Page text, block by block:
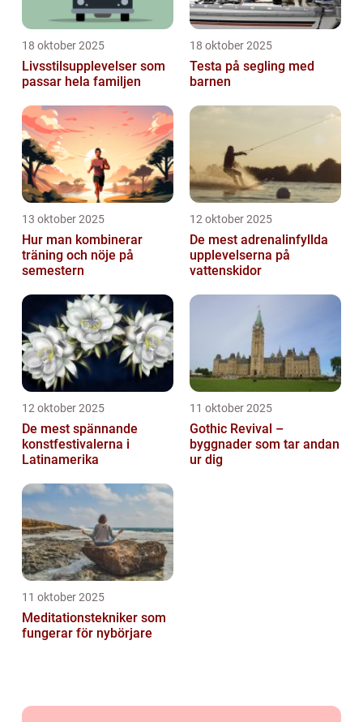
18 oktober 2025
Livsstilsupplevelser som
passar hela familjen
18 oktober 2025
Testa på segling med
barnen
13 oktober 2025
Hur man kombinerar
träning och nöje på
semestern
12 oktober 2025
De mest adrenalinfyllda
upplevelserna på
vattenskidor
12 oktober 2025
De mest spännande
konstfestivalerna i
Latinamerika
11 oktober 2025
Gothic Revival –
byggnader som tar andan
ur dig
11 oktober 2025
Meditationstekniker som
fungerar för nybörjare